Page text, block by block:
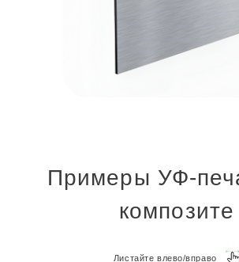
Примеры УФ-
композите
Листайте влево/вправо